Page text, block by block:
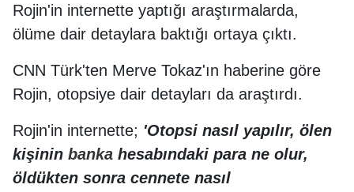
Rojin'in internette yaptığı araştırmalarda,
ölüme dair detaylara baktığı ortaya çıktı.
CNN Türk'ten Merve Tokaz'ın haberine göre
Rojin, otopsiye dair detayları da araştırdı.
Rojin'in internette; 'Otopsi nasıl yapılır, ölen
kişinin banka hesabındaki para ne olur,
öldükten sonra cennete nasıl